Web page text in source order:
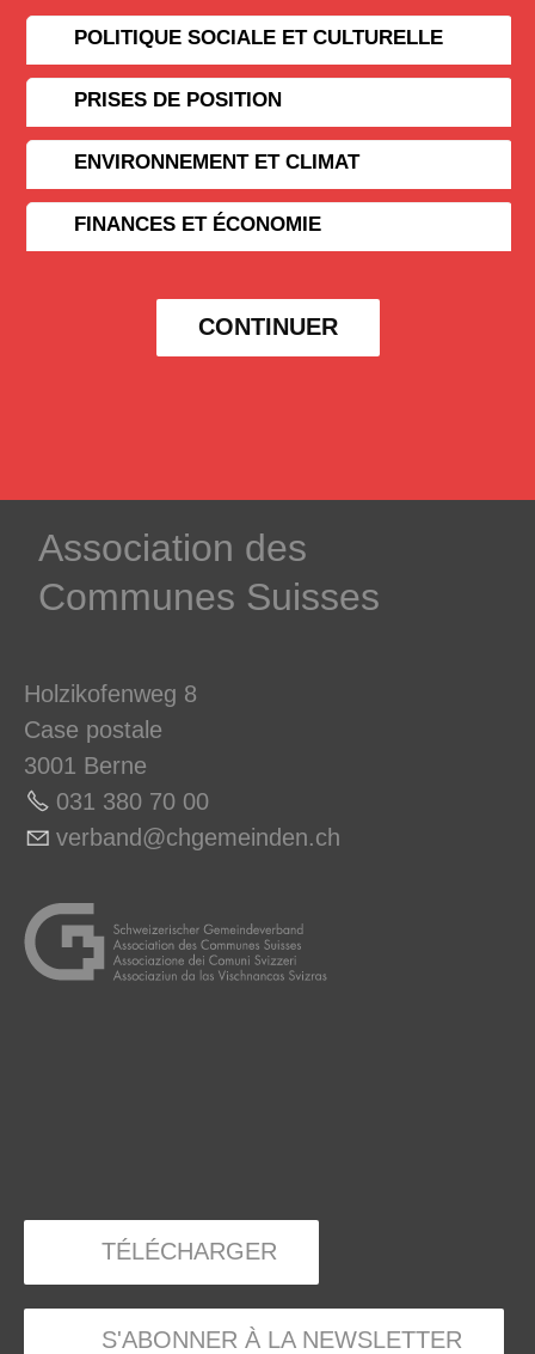
POLITIQUE SOCIALE ET CULTURELLE
PRISES DE POSITION
ENVIRONNEMENT ET CLIMAT
FINANCES ET ÉCONOMIE
CONTINUER
­Association des­
Communes ­Suisses
Holzikofenweg 8
Case postale
3001 Berne
031 380 70 00
v rb nd chg m nd n ch
TÉLÉCHARGER
S'ABONNER À LA NEWSLETTER